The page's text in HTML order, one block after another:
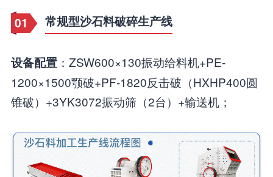
01 常规型沙石料破碎生产线
设备配置：ZSW600×130振动给料机+PE-
1200×1500颚破+PF-1820反击破（HXHP400圆
锥破）+3YK3072振动筛（2台）+输送机；